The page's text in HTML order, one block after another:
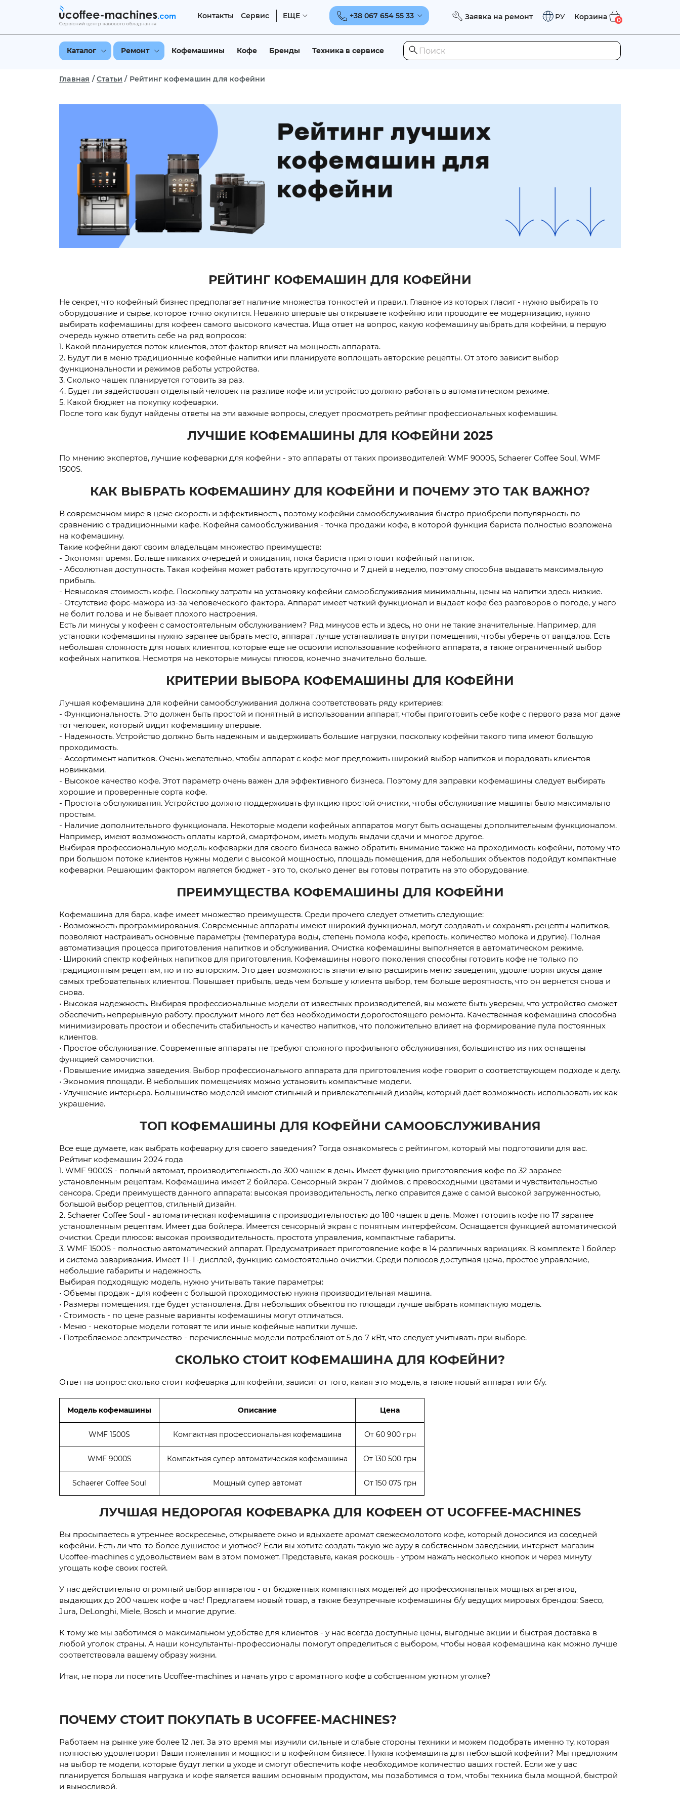
Контакты Сервис ЕЩЕ +38 067 654 55 33 Заявка на ремонт РУ Корзина 0
Каталог Ремонт Кофемашины Кофе Бренды Техника в сервисе
Главная /Статьи / Рейтинг кофемашин для кофейни
РЕЙТИНГ КОФЕМАШИН ДЛЯ КОФЕЙНИ
Не секрет, что кофейный бизнес предполагает наличие множества тонкостей и правил. Главное из которых гласит - нужно выбирать то
оборудование и сырье, которое точно окупится. Неважно впервые вы открываете кофейню или проводите ее модернизацию, нужно
выбирать кофемашины для кофеен самого высокого качества. Ища ответ на вопрос, какую кофемашину выбрать для кофейни, в первую
очередь нужно ответить себе на ряд вопросов:
1. Какой планируется поток клиентов, этот фактор влияет на мощность аппарата.
2. Будут ли в меню традиционные кофейные напитки или планируете воплощать авторские рецепты. От этого зависит выбор
функциональности и режимов работы устройства.
3. Сколько чашек планируется готовить за раз.
4. Будет ли задействован отдельный человек на разливе кофе или устройство должно работать в автоматическом режиме.
5. Какой бюджет на покупку кофеварки.
После того как будут найдены ответы на эти важные вопросы, следует просмотреть рейтинг профессиональных кофемашин.
ЛУЧШИЕ КОФЕМАШИНЫ ДЛЯ КОФЕЙНИ 2025
По мнению экспертов, лучшие кофеварки для кофейни - это аппараты от таких производителей: WMF 9000S, Schaerer Coffee Soul, WMF
1500S.
КАК ВЫБРАТЬ КОФЕМАШИНУ ДЛЯ КОФЕЙНИ И ПОЧЕМУ ЭТО ТАК ВАЖНО?
В современном мире в цене скорость и эффективность, поэтому кофейни самообслуживания быстро приобрели популярность по
сравнению с традиционными кафе. Кофейня самообслуживания - точка продажи кофе, в которой функция бариста полностью возложена
на кофемашину.
Такие кофейни дают своим владельцам множество преимуществ:
- Экономят время. Больше никаких очередей и ожидания, пока бариста приготовит кофейный напиток.
- Абсолютная доступность. Такая кофейня может работать круглосуточно и 7 дней в неделю, поэтому способна выдавать максимальную
прибыль.
- Невысокая стоимость кофе. Поскольку затраты на установку кофейни самообслуживания минимальны, цены на напитки здесь низкие.
- Отсутствие форс-мажора из-за человеческого фактора. Аппарат имеет четкий функционал и выдает кофе без разговоров о погоде, у него
не болит голова и не бывает плохого настроения.
Есть ли минусы у кофеен с самостоятельным обслуживанием? Ряд минусов есть и здесь, но они не такие значительные. Например, для
установки кофемашины нужно заранее выбрать место, аппарат лучше устанавливать внутри помещения, чтобы уберечь от вандалов. Есть
небольшая сложность для новых клиентов, которые еще не освоили использование кофейного аппарата, а также ограниченный выбор
кофейных напитков. Несмотря на некоторые минусы плюсов, конечно значительно больше.
КРИТЕРИИ ВЫБОРА КОФЕМАШИНЫ ДЛЯ КОФЕЙНИ
Лучшая кофемашина для кофейни самообслуживания должна соответствовать ряду критериев:
- Функциональность. Это должен быть простой и понятный в использовании аппарат, чтобы приготовить себе кофе с первого раза мог даже
тот человек, который видит кофемашину впервые.
- Надежность. Устройство должно быть надежным и выдерживать большие нагрузки, поскольку кофейни такого типа имеют большую
проходимость.
- Ассортимент напитков. Очень желательно, чтобы аппарат с кофе мог предложить широкий выбор напитков и порадовать клиентов
новинками.
- Высокое качество кофе. Этот параметр очень важен для эффективного бизнеса. Поэтому для заправки кофемашины следует выбирать
хорошие и проверенные сорта кофе.
- Простота обслуживания. Устройство должно поддерживать функцию простой очистки, чтобы обслуживание машины было максимально
простым.
- Наличие дополнительного функционала. Некоторые модели кофейных аппаратов могут быть оснащены дополнительным функционалом.
Например, имеют возможность оплаты картой, смартфоном, иметь модуль выдачи сдачи и многое другое.
Выбирая профессиональную модель кофеварки для своего бизнеса важно обратить внимание также на проходимость кофейни, потому что
при большом потоке клиентов нужны модели с высокой мощностью, площадь помещения, для небольших объектов подойдут компактные
кофеварки. Решающим фактором является бюджет - это то, сколько денег вы готовы потратить на это оборудование.
ПРЕИМУЩЕСТВА КОФЕМАШИНЫ ДЛЯ КОФЕЙНИ
Кофемашина для бара, кафе имеет множество преимуществ. Среди прочего следует отметить следующие:
• Возможность программирования. Современные аппараты имеют широкий функционал, могут создавать и сохранять рецепты напитков,
позволяют настраивать основные параметры (температура воды, степень помола кофе, крепость, количество молока и другие). Полная
автоматизация процесса приготовления напитков и обслуживания. Очистка кофемашины выполняется в автоматическом режиме.
• Широкий спектр кофейных напитков для приготовления. Кофемашины нового поколения способны готовить кофе не только по
традиционным рецептам, но и по авторским. Это дает возможность значительно расширить меню заведения, удовлетворяя вкусы даже
самых требовательных клиентов. Повышает прибыль, ведь чем больше у клиента выбор, тем больше вероятность, что он вернется снова и
снова.
• Высокая надежность. Выбирая профессиональные модели от известных производителей, вы можете быть уверены, что устройство сможет
обеспечить непрерывную работу, прослужит много лет без необходимости дорогостоящего ремонта. Качественная кофемашина способна
минимизировать простои и обеспечить стабильность и качество напитков, что положительно влияет на формирование пула постоянных
клиентов.
• Простое обслуживание. Современные аппараты не требуют сложного профильного обслуживания, большинство из них оснащены
функцией самоочистки.
• Повышение имиджа заведения. Выбор профессионального аппарата для приготовления кофе говорит о соответствующем подходе к делу.
• Экономия площади. В небольших помещениях можно установить компактные модели.
• Улучшение интерьера. Большинство моделей имеют стильный и привлекательный дизайн, который даёт возможность использовать их как
украшение.
ТОП КОФЕМАШИНЫ ДЛЯ КОФЕЙНИ САМООБСЛУЖИВАНИЯ
Все еще думаете, как выбрать кофеварку для своего заведения? Тогда ознакомьтесь с рейтингом, который мы подготовили для вас.
Рейтинг кофемашин 2024 года
1. WMF 9000S - полный автомат, производительность до 300 чашек в день. Имеет функцию приготовления кофе по 32 заранее
установленным рецептам. Кофемашина имеет 2 бойлера. Сенсорный экран 7 дюймов, с превосходными цветами и чувствительностью
сенсора. Среди преимуществ данного аппарата: высокая производительность, легко справится даже с самой высокой загруженностью,
большой выбор рецептов, стильный дизайн.
2. Schaerer Coffee Soul - автоматическая кофемашина с производительностью до 180 чашек в день. Может готовить кофе по 17 заранее
установленным рецептам. Имеет два бойлера. Имеется сенсорный экран с понятным интерфейсом. Оснащается функцией автоматической
очистки. Среди плюсов: высокая производительность, простота управления, компактные габариты.
3. WMF 1500S - полностью автоматический аппарат. Предусматривает приготовление кофе в 14 различных вариациях. В комплекте 1 бойлер
и система заваривания. Имеет TFT-дисплей, функцию самостоятельно очистки. Среди полюсов доступная цена, простое управление,
небольшие габариты и надежность.
Выбирая подходящую модель, нужно учитывать такие параметры:
• Объемы продаж - для кофеен с большой проходимостью нужна производительная машина.
• Размеры помещения, где будет установлена. Для небольших объектов по площади лучше выбрать компактную модель.
• Стоимость - по цене разные варианты кофемашины могут отличаться.
• Меню - некоторые модели готовят те или иные кофейные напитки лучше.
• Потребляемое электричество - перечисленные модели потребляют от 5 до 7 кВт, что следует учитывать при выборе.
СКОЛЬКО СТОИТ КОФЕМАШИНА ДЛЯ КОФЕЙНИ?
Ответ на вопрос: сколько стоит кофеварка для кофейни, зависит от того, какая это модель, а также новый аппарат или б/у.
Модель кофемашины Описание Цена
WMF 1500S Компактная профессиональная кофемашина От 60 900 грн
WMF 9000S Компактная супер автоматическая кофемашина От 130 500 грн
Schaerer Coffee Soul Мощный супер автомат От 150 075 грн
ЛУЧШАЯ НЕДОРОГАЯ КОФЕВАРКА ДЛЯ КОФЕЕН ОТ UCOFFEE-MACHINES
Вы просыпаетесь в утреннее воскресенье, открываете окно и вдыхаете аромат свежесмолотого кофе, который доносился из соседней
кофейни. Есть ли что-то более душистое и уютное? Если вы хотите создать такую же ауру в собственном заведении, интернет-магазин
Ucoffee-machines с удовольствием вам в этом поможет. Представьте, какая роскошь - утром нажать несколько кнопок и через минуту
угощать кофе своих гостей.
У нас действительно огромный выбор аппаратов - от бюджетных компактных моделей до профессиональных мощных агрегатов,
выдающих до 200 чашек кофе в час! Предлагаем новый товар, а также безупречные кофемашины б/у ведущих мировых брендов: Saeco,
Jura, DeLonghi, Miele, Bosch и многие другие.
К тому же мы заботимся о максимальном удобстве для клиентов - у нас всегда доступные цены, выгодные акции и быстрая доставка в
любой уголок страны. А наши консультанты-профессионалы помогут определиться с выбором, чтобы новая кофемашина как можно лучше
соответствовала вашему образу жизни.
Итак, не пора ли посетить Ucoffee-machines и начать утро с ароматного кофе в собственном уютном уголке?
ПОЧЕМУ СТОИТ ПОКУПАТЬ В UCOFFEE-MACHINES?
Работаем на рынке уже более 12 лет. За это время мы изучили сильные и слабые стороны техники и можем подобрать именно ту, которая
полностью удовлетворит Ваши пожелания и мощности в кофейном бизнесе. Нужна кофемашина для небольшой кофейни? Мы предложим
на выбор те модели, которые будут легки в уходе и смогут обеспечить кофе необходимое количество ваших гостей. Если же у вас
планируется большая нагрузка и кофе является вашим основным продуктом, мы позаботимся о том, чтобы техника была мощной, быстрой
и выносливой.